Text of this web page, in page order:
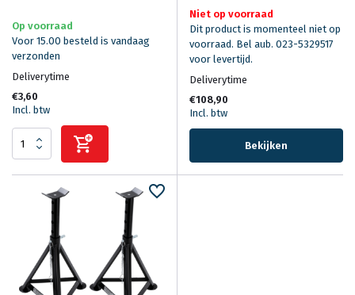
Op voorraad
Voor 15.00 besteld is vandaag
verzonden
Deliverytime
€3,60
Incl. btw
Niet op voorraad
Dit product is momenteel niet op
voorraad. Bel aub. 023-5329517
voor levertijd.
Deliverytime
€108,90
Incl. btw
Bekijken